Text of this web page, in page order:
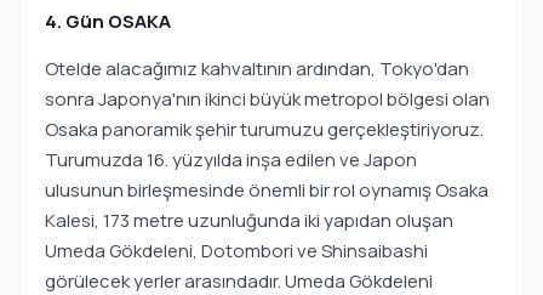
4. Gün OSAKA
Otelde alacağımız kahvaltının ardından, Tokyo'dan
sonra Japonya'nın ikinci büyük metropol bölgesi olan
Osaka panoramik şehir turumuzu gerçekleştiriyoruz.
Turumuzda 16. yüzyılda inşa edilen ve Japon
ulusunun birleşmesinde önemli bir rol oynamış Osaka
Kalesi, 173 metre uzunluğunda iki yapıdan oluşan
Umeda Gökdeleni, Dotombori ve Shinsaibashi
görülecek yerler arasındadır. Umeda Gökdeleni